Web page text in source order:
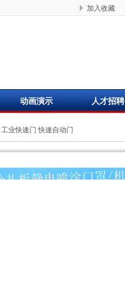
加入收藏
动画演示 人才招聘
工业快速门 快速自动门